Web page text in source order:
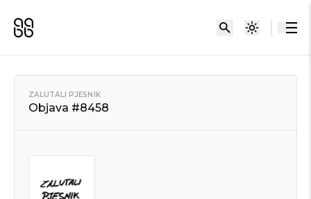
ZALUTALI PJESNIK
Objava #8458